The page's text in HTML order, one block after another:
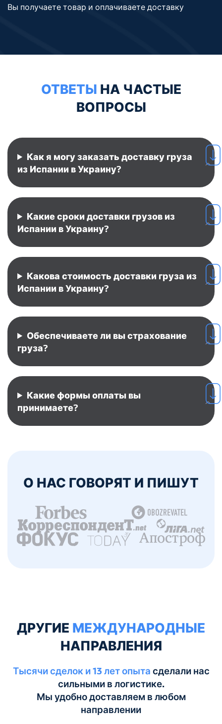
Вы получаете товар и оплачиваете доставку
ОТВЕТЫ НА ЧАСТЫЕ
ВОПРОСЫ
Как я могу заказать доставку груза
из Испании в Украину?
Какие сроки доставки грузов из
Испании в Украину?
Какова стоимость доставки груза из
Испании в Украину?
Обеспечиваете ли вы страхование
груза?
Какие формы оплаты вы
принимаете?
О НАС ГОВОРЯТ И ПИШУТ
ДРУГИЕ МЕЖДУНАРОДНЫЕ
НАПРАВЛЕНИЯ
Тысячи сделок и 13 лет опытасделали нас
сильными в логистике.
Мы удобно доставляем в любом
направлении